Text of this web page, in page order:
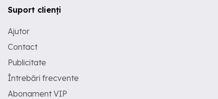
Suport clienți
Ajutor
Contact
Publicitate
Întrebări frecvente
Abonament VIP